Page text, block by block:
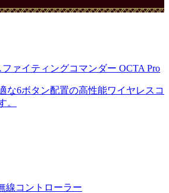
ァイティングコマンダー OCTA Pro
な6ボタン配置の高性能ワイヤレスコ
。
線コントローラー